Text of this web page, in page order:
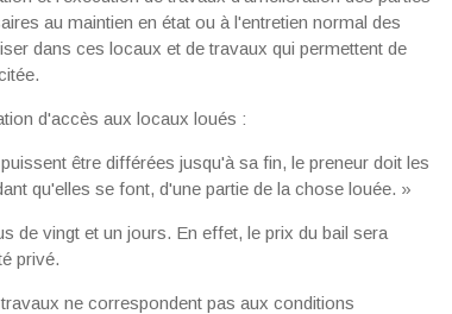
au maintien en état ou à l'entretien normal des
dans ces locaux et de travaux qui permettent de
d'accès aux locaux loués :
être différées jusqu'à sa fin, le preneur doit les
qu'elles se font, d'une partie de la chose louée. »
de vingt et un jours. En effet, le prix du bail sera
privé.
ne correspondent pas aux conditions